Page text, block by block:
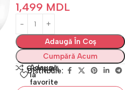
1,499 MDL
Adaugă În Coș
Cumpără Acum
Compară
Adaugă
la
favorite
Distribuie: